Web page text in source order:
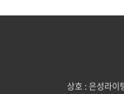
상호 : 은성라이